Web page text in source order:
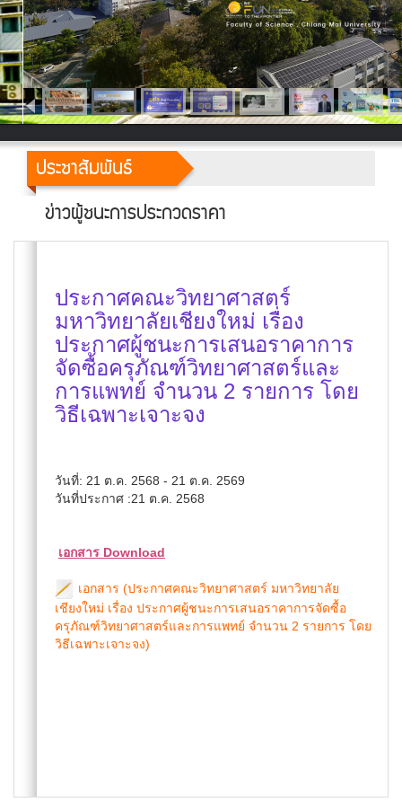
ประชาสัมพันธ์
ข่าวผู้ชนะการประกวดราคา
ประกาศคณะวิทยาศาสตร์
มหาวิทยาลัยเชียงใหม่ เรื่อง
ประกาศผู้ชนะการเสนอราคาการ
จัดซื้อครุภัณฑ์วิทยาศาสตร์และ
การแพทย์ จำนวน 2 รายการ โดย
วิธีเฉพาะเจาะจง
วันที่: 21 ต.ค. 2568 - 21 ต.ค. 2569
วันที่ประกาศ :21 ต.ค. 2568
เอกสาร Download
เอกสาร (ประกาศคณะวิทยาศาสตร์ มหาวิทยาลัย
เชียงใหม่ เรื่อง ประกาศผู้ชนะการเสนอราคาการจัดซื้อ
ครุภัณฑ์วิทยาศาสตร์และการแพทย์ จำนวน 2 รายการ โดย
วิธีเฉพาะเจาะจง)